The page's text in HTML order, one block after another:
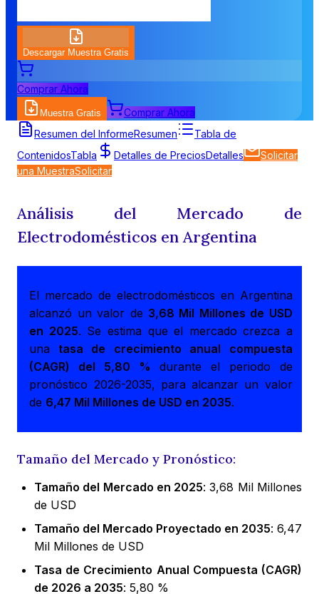
Descargar Muestra Gratis
Comprar Ahora
Muestra Gratis
Comprar Ahora
Resumen del InformeResumen
Tabla de
ContenidosTabla Detalles de PreciosDetalles
Solicitar
una MuestraSolicitar
Análisis del Mercado de
Electrodomésticos en Argentina
El mercado de electrodomésticos en Argentina
alcanzó un valor de 3,68 Mil Millones de USD
en 2025. Se estima que el mercado crezca a
una tasa de crecimiento anual compuesta
(CAGR) del 5,80 % durante el periodo de
pronóstico 2026-2035, para alcanzar un valor
de 6,47 Mil Millones de USD en 2035.
Tamaño del Mercado y Pronóstico:
Tamaño del Mercado en 2025: 3,68 Mil Millones
de USD
Tamaño del Mercado Proyectado en 2035: 6,47
Mil Millones de USD
Tasa de Crecimiento Anual Compuesta (CAGR)
de 2026 a 2035: 5,80 %